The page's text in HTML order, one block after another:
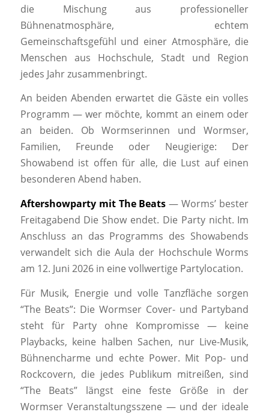
die Mischung aus professioneller
Bühnenatmosphäre, echtem
Gemeinschaftsgefühl und einer Atmosphäre, die
Menschen aus Hochschule, Stadt und Region
jedes Jahr zusammenbringt.
An beiden Abenden erwartet die Gäste ein volles
Programm — wer möchte, kommt an einem oder
an beiden. Ob Wormserinnen und Wormser,
Familien, Freunde oder Neugierige: Der
Showabend ist offen für alle, die Lust auf einen
besonderen Abend haben.
Aftershowparty mit The Beats — Worms’ bester
Freitagabend Die Show endet. Die Party nicht. Im
Anschluss an das Programms des Showabends
verwandelt sich die Aula der Hochschule Worms
am 12. Juni 2026 in eine vollwertige Partylocation.
Für Musik, Energie und volle Tanzfläche sorgen
“The Beats”: Die Wormser Cover- und Partyband
steht für Party ohne Kompromisse — keine
Playbacks, keine halben Sachen, nur Live-Musik,
Bühnencharme und echte Power. Mit Pop- und
Rockcovern, die jedes Publikum mitreißen, sind
“The Beats” längst eine feste Größe in der
Wormser Veranstaltungsszene — und der ideale